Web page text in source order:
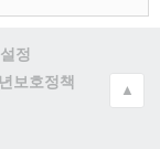
설정
보호정책
▲